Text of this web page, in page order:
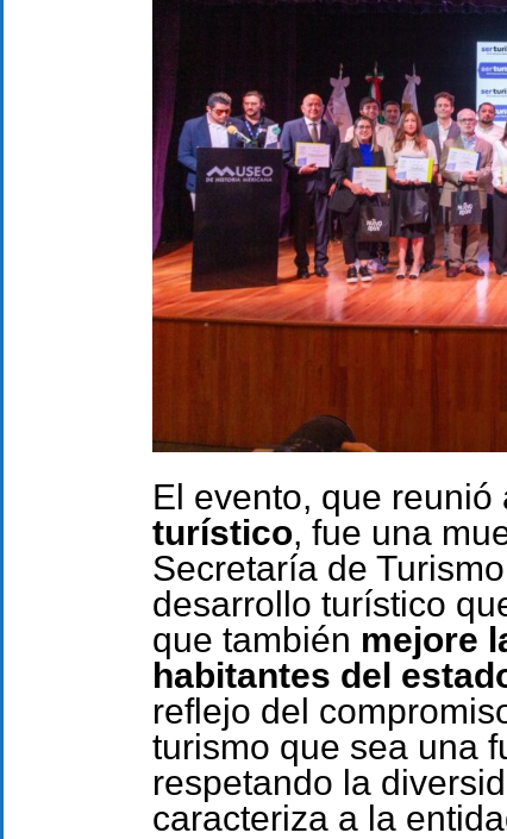
El evento, que reunió
turístico, fue una
Secretaría de
desarrollo turístico
que también mejore
habitantes del
reflejo del
turismo que sea una
respetando la
caracteriza a la